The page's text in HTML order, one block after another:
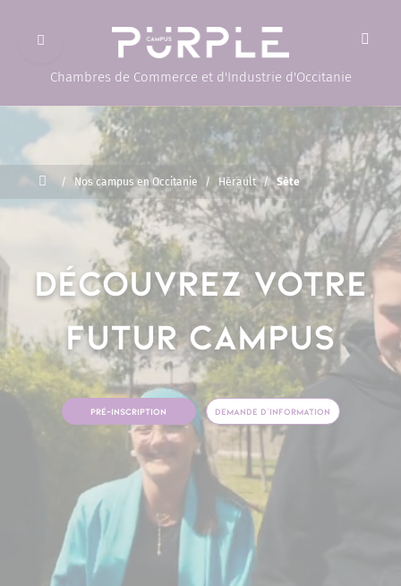
Ouvrir le menu
Chambres de Commerce et d'Industrie d'Occitanie
Accueil
/ Nos campus en Occitanie / Hérault / Sète
Découvrez votre
futur campus
PRÉ-INSCRIPTION DEMANDE D’INFORMATION